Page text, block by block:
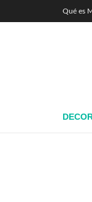
Qué es